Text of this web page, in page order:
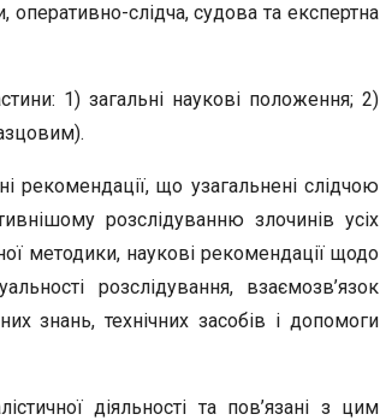
оперативно-слідча, судова та експертна
1) загальні наукові положення; 2)
рекомендації, що узагальнені слідчою
розслідуванню злочинів усіх
методики, наукові рекомендації щодо
розслідування, взаємозв’язок
знань, технічних засобів і допомоги
діяльності та пов’язані з цим